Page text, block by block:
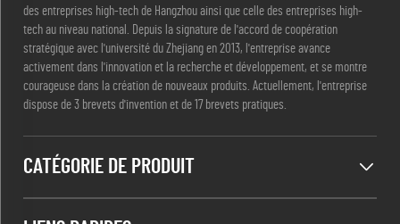
des entreprises high-tech de Hangzhou ainsi que celle des entreprises high-
tech au niveau national. Depuis la signature de l'accord de coopération
stratégique avec l'université du Zhejiang en 2013, l'entreprise avance
activement dans l'innovation et la recherche et développement, et se montre
courageuse dans la création de nouveaux produits. Actuellement, l'entreprise
dispose de 3 brevets d'invention et de 17 brevets pratiques.
CATÉGORIE DE PRODUIT